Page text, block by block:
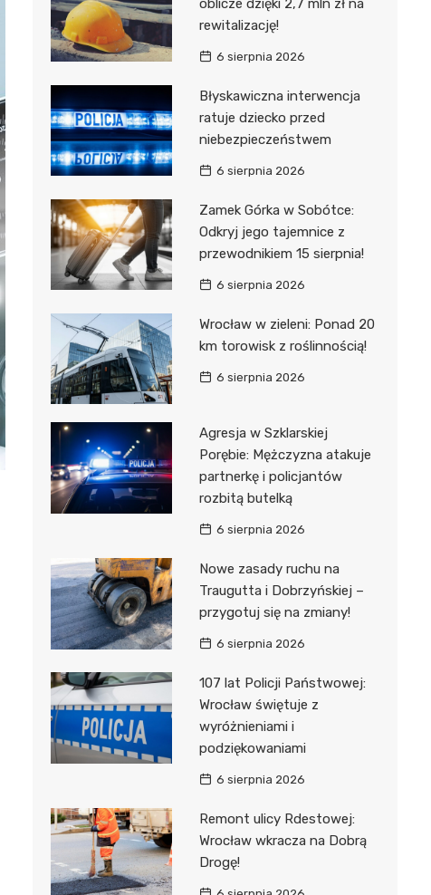
oblicze dzięki 2,7 mln zł na
rewitalizację!
6 sierpnia 2026
Błyskawiczna interwencja
ratuje dziecko przed
niebezpieczeństwem
6 sierpnia 2026
Zamek Górka w Sobótce:
Odkryj jego tajemnice z
przewodnikiem 15 sierpnia!
6 sierpnia 2026
Wrocław w zieleni: Ponad 20
km torowisk z roślinnością!
6 sierpnia 2026
Agresja w Szklarskiej
Porębie: Mężczyzna atakuje
partnerkę i policjantów
rozbitą butelką
6 sierpnia 2026
Nowe zasady ruchu na
Traugutta i Dobrzyńskiej –
przygotuj się na zmiany!
6 sierpnia 2026
107 lat Policji Państwowej:
Wrocław świętuje z
wyróżnieniami i
podziękowaniami
6 sierpnia 2026
Remont ulicy Rdestowej:
Wrocław wkracza na Dobrą
Drogę!